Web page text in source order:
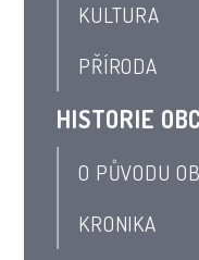
KULTURA
PŘÍRODA
HISTORIE
O PŮVODU
KRONIKA